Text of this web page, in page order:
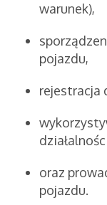
warunek),
pojazdu,
rejestracja
oraz
pojazdu.